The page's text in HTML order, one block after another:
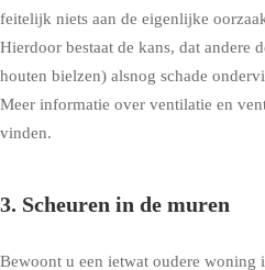
feitelijk niets aan de eigenlijke
Hierdoor bestaat de kans, dat andere
houten bielzen) alsnog schade
Meer informatie over ventilatie en
vinden.
3. Scheuren in de muren
Bewoont u een ietwat oudere woning